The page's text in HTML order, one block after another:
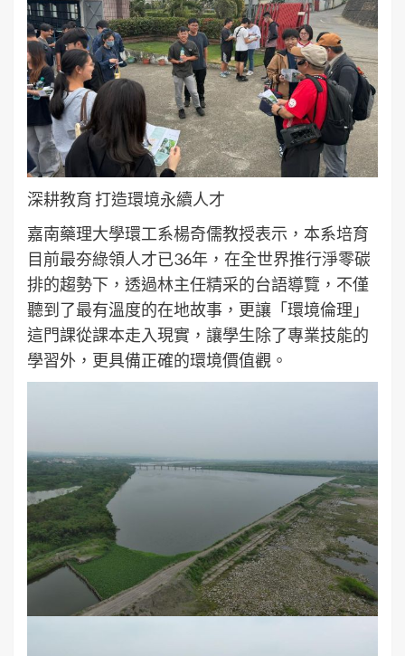
深耕教育 打造環境永續人才
嘉南藥理大學環工系楊奇儒教授表示，本系培育
目前最夯綠領人才已36年，在全世界推行淨零碳
排的趨勢下，透過林主任精采的台語導覽，不僅
聽到了最有溫度的在地故事，更讓「環境倫理」
這門課從課本走入現實，讓學生除了專業技能的
學習外，更具備正確的環境價值觀。